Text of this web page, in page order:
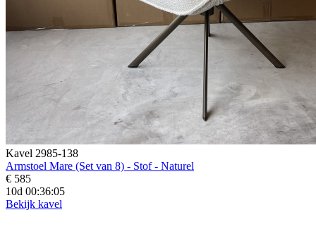
Kavel 2985-138
Armstoel Mare (Set van 8) - Stof - Naturel
€ 585
10d 00:36:04
Bekijk kavel